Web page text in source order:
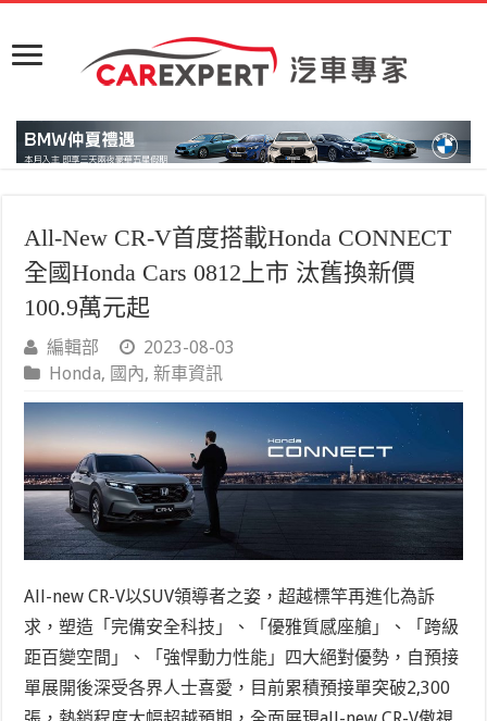
All-New CR-V首度搭載Honda CONNECT
全國Honda Cars 0812上市 汰舊換新價
100.9萬元起
編輯部
2023-08-03
Honda, 國內,新車資訊
All-new CR-V以SUV領導者之姿，超越標竿再進化為訴
求，塑造「完備安全科技」、「優雅質感座艙」、「跨級
距百變空間」、「強悍動力性能」四大絕對優勢，自預接
單展開後深受各界人士喜愛，目前累積預接單突破2,300